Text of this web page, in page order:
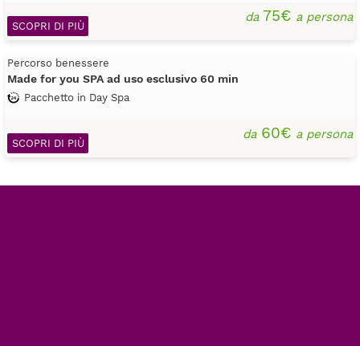
da75€ a persona
SCOPRI DI PIÙ
Percorso benessere
Made for you SPA ad uso esclusivo 60 min
Pacchetto in Day Spa
da60€ a persona
SCOPRI DI PIÙ